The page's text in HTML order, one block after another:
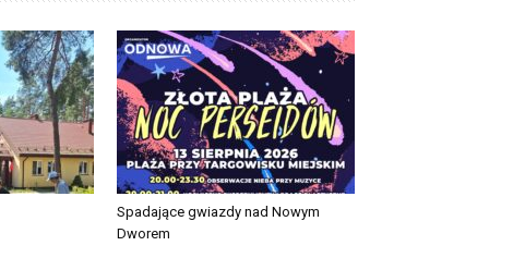
Spadające gwiazdy nad Nowym
Dworem